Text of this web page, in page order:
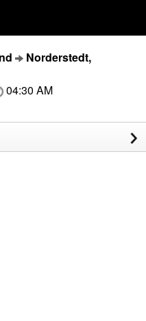
Norderstedt,
04:30 AM